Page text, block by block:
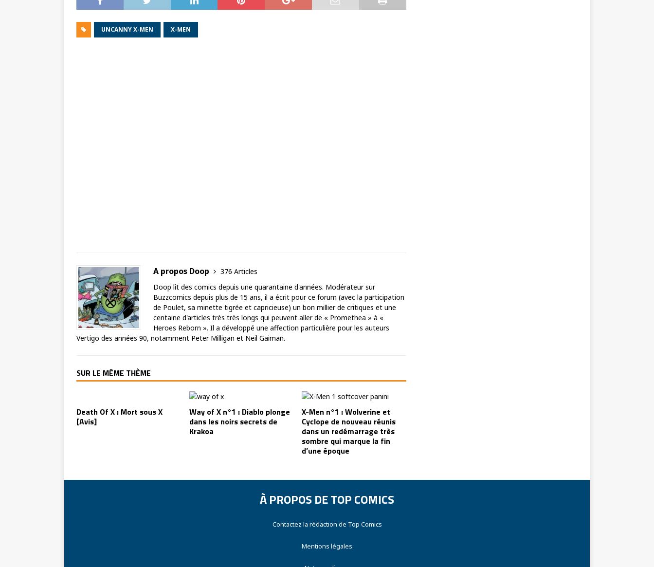
UNCANNY X-MEN X-MEN
A propos Doop
376 Articles
Doop lit des comics depuis une quarantaine d'années. Modérateur sur
Buzzcomics depuis plus de 15 ans, il a écrit pour ce forum (avec la participation
de Poulet, sa minette tigrée et capricieuse) un bon millier de critiques et une
centaine d'articles très très longs qui peuvent aller de « Promethea » à «
Heroes Reborn ». Il a développé une affection particulière pour les auteurs
Vertigo des années 90, notamment Peter Milligan et Neil Gaiman.
SUR LE MÊME THÈME
Death Of X : Mort sous X
[Avis]
Way of X n°1 : Diablo plonge
dans les noirs secrets de
Krakoa
X-Men n°1 : Wolverine et
Cyclope de nouveau réunis
dans un redémarrage très
sombre qui marque la fin
d’une époque
À PROPOS DE TOP COMICS
Contactez la rédaction de Top Comics
Mentions légales